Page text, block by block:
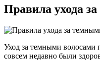
Правила ухода
Уход за темными волосами
совсем недавно были